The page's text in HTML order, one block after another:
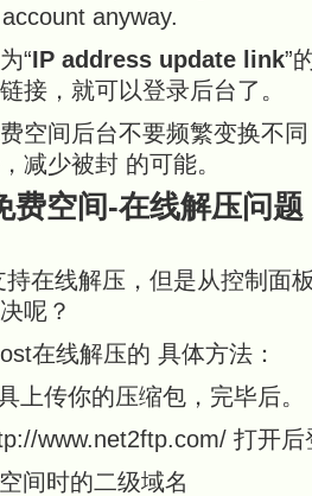
anyway.
“IP address update link”
接，就可以登录后台了。
空间后台不要频繁变换不
减少被封 的可能。
费空间-在线解压问题
在线解压，但是从控制面
呢？
在线解压的 具体方法：
上传你的压缩包，完毕后。
www.net2ftp.com/ 打开
间时的二级域名